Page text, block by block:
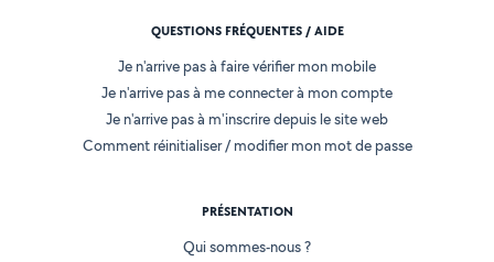
QUESTIONS FRÉQUENTES / AIDE
Je n'arrive pas à faire vérifier mon mobile
Je n'arrive pas à me connecter à mon compte
Je n'arrive pas à m'inscrire depuis le site web
Comment réinitialiser / modifier mon mot de passe
PRÉSENTATION
Qui sommes-nous ?